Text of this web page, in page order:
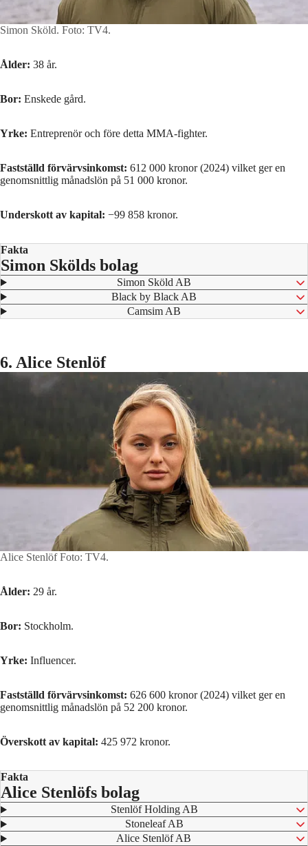
Simon Sköld. Foto: TV4.
Ålder: 38 år.
Bor: Enskede gård.
Yrke: Entreprenör och före detta MMA-fighter.
Fastställd förvärvsinkomst: 612 000 kronor (2024) vilket ger en
genomsnittlig månadslön på 51 000 kronor.
Underskott av kapital: −99 858 kronor.
Fakta
Simon Skölds bolag
⁠ Simon Sköld AB
⁠ Black by Black AB
⁠ Camsim AB
6. Alice Stenlöf
Alice StenlöfFoto: TV4.
Ålder: 29 år.
Bor: Stockholm.
Yrke: Influencer.
Fastställd förvärvsinkomst: 626 600 kronor (2024) vilket ger en
genomsnittlig månadslön på 52 200 kronor.
Överskott av kapital: 425 972 kronor.
Fakta
Alice Stenlöfs bolag
⁠ Stenlöf Holding AB
⁠ Stoneleaf AB
⁠ Alice Stenlöf AB